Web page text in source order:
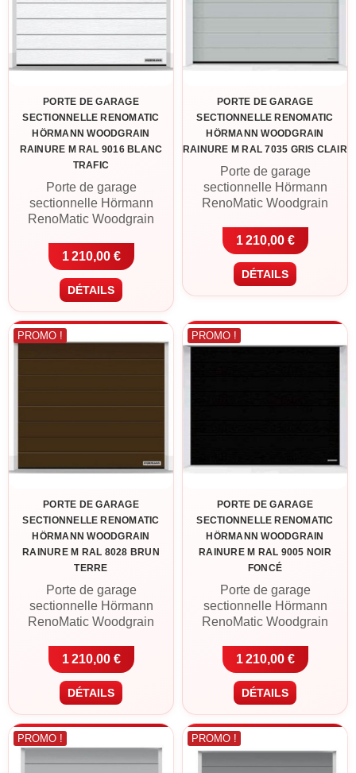
PORTE DE GARAGE
SECTIONNELLE RENOMATIC
HÖRMANN WOODGRAIN
RAINURE M RAL 9016 BLANC
TRAFIC
Porte de garage
sectionnelle Hörmann
RenoMatic Woodgrain
blanc trafic. Panneaux acier
double paroi 42 mm, finition
Woodgrain (texture bois
embossée), motorisation
ProLift 600-2 avec 2
télécommandes incluse.
Livraison France
métropolitaine ou retrait à
1 210,00 €
DÉTAILS
PORTE DE GARAGE
SECTIONNELLE RENOMATIC
HÖRMANN WOODGRAIN
RAINURE M RAL 7035 GRIS CLAIR
Porte de garage
sectionnelle Hörmann
RenoMatic Woodgrain
gris clair. Panneaux acier
double paroi 42 mm, finition
Woodgrain (texture bois
embossée), motorisation
ProLift 600-2 avec 2
Livraison France
métropolitaine ou retrait à
1 210,00 €
DÉTAILS
PROMO !
PORTE DE GARAGE
SECTIONNELLE RENOMATIC
HÖRMANN WOODGRAIN
RAINURE M RAL 8028 BRUN
TERRE
Porte de garage
sectionnelle Hörmann
RenoMatic Woodgrain
brun terre. Panneaux acier
double paroi 42 mm, finition
Woodgrain (texture bois
embossée), motorisation
ProLift 600-2 avec 2
télécommandes incluse.
Livraison France
métropolitaine ou retrait à
1 210,00 €
DÉTAILS
PROMO !
PORTE DE GARAGE
SECTIONNELLE RENOMATIC
HÖRMANN WOODGRAIN
RAINURE M RAL 9005 NOIR
FONCÉ
Porte de garage
sectionnelle Hörmann
RenoMatic Woodgrain
noir foncé. Panneaux acier
double paroi 42 mm, finition
Woodgrain (texture bois
embossée), motorisation
ProLift 600-2 avec 2
télécommandes incluse.
Livraison France
métropolitaine ou retrait à
1 210,00 €
DÉTAILS
PROMO ! PROMO !